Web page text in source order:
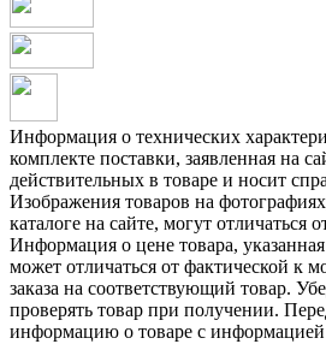
Информация о технических
комплекте поставки, заявленная на
действительных в товаре и носит
Изображения товаров на
каталоге на сайте, могут отличаться
Информация о цене товара, указанная
может отличаться от фактической к
заказа на соответствующий товар.
проверять товар при получении.
информацию о товаре с